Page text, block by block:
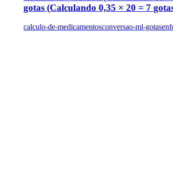
gotas (Calculando 0,35 × 20 = 7
calculo-de-medicamentosconversao-ml-gotas